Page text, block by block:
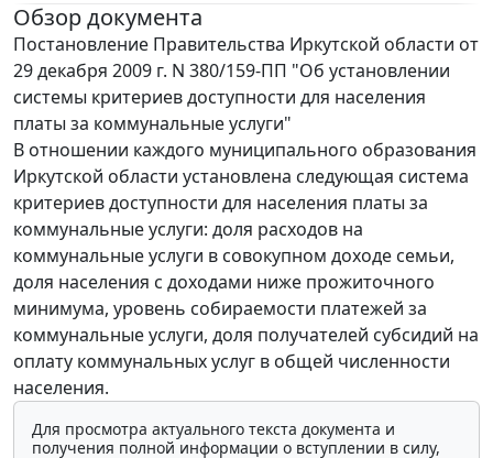
Обзор документа
Постановление Правительства Иркутской области от
29 декабря 2009 г. N 380/159-ПП "Об установлении
системы критериев доступности для населения
платы за коммунальные услуги"
В отношении каждого муниципального образования
Иркутской области установлена следующая система
критериев доступности для населения платы за
коммунальные услуги: доля расходов на
коммунальные услуги в совокупном доходе семьи,
доля населения с доходами ниже прожиточного
минимума, уровень собираемости платежей за
коммунальные услуги, доля получателей субсидий на
оплату коммунальных услуг в общей численности
населения.
Для просмотра актуального текста документа и
получения полной информации о вступлении в силу,